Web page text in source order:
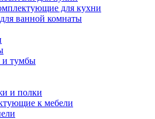
для кухни
ванной комнаты
тумбы
и полки
к мебели